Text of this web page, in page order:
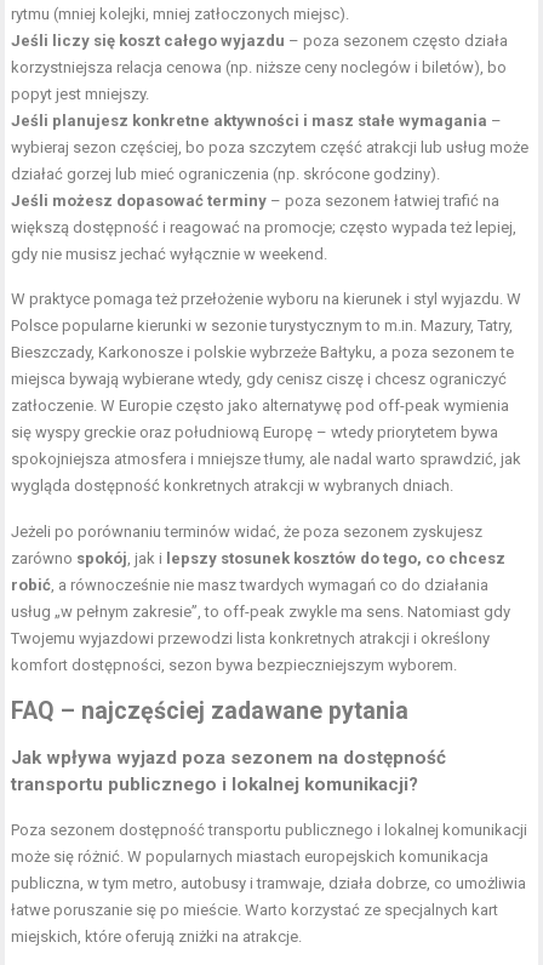
rytmu (mniej kolejki, mniej zatłoczonych miejsc).
Jeśli liczy się koszt całego wyjazdu – poza sezonem często działa
korzystniejsza relacja cenowa (np. niższe ceny noclegów i biletów), bo
popyt jest mniejszy.
Jeśli planujesz konkretne aktywności i masz stałe wymagania –
wybieraj sezon częściej, bo poza szczytem część atrakcji lub usług może
działać gorzej lub mieć ograniczenia (np. skrócone godziny).
Jeśli możesz dopasować terminy – poza sezonem łatwiej trafić na
większą dostępność i reagować na promocje; często wypada też lepiej,
gdy nie musisz jechać wyłącznie w weekend
W praktyce pomaga też przełożenie wyboru na kierunek i styl wyjazdu. W
Polsce popularne kierunki w sezonie turystycznym to m.in. Mazury, Tatry,
Bieszczady, Karkonosze i polskie wybrzeże Bałtyku, a poza sezonem te
miejsca bywają wybierane wtedy, gdy cenisz ciszę i chcesz ograniczyć
zatłoczenie. W Europie często jako alternatywę pod off-peak wymienia
się wyspy greckie oraz południową Europę – wtedy priorytetem bywa
spokojniejsza atmosfera i mniejsze tłumy, ale nadal warto sprawdzić, jak
wygląda dostępność konkretnych atrakcji w wybranych dniach.
Jeżeli po porównaniu terminów widać, że poza sezonem zyskujesz
zarówno spokój , jak i lepszy stosunek kosztów do tego, co chcesz
robić , a równocześnie nie masz twardych wymagań co do działania
usług „w pełnym zakresie”, to off-peak zwykle ma sens. Natomiast gdy
Twojemu wyjazdowi przewodzi lista konkretnych atrakcji i określony
komfort dostępności, sezon bywa bezpieczniejszym wyborem.
FAQ – najczęściej zadawane pytania
Jak wpływa wyjazd poza sezonem na dostępność
transportu publicznego i lokalnej komunikacji?
Poza sezonem dostępność transportu publicznego i lokalnej komunikacji
może się różnić. W popularnych miastach europejskich komunikacja
publiczna, w tym metro, autobusy i tramwaje, działa dobrze, co umożliwia
łatwe poruszanie się po mieście. Warto korzystać ze specjalnych kart
miejskich, które oferują zniżki na atrakcje.